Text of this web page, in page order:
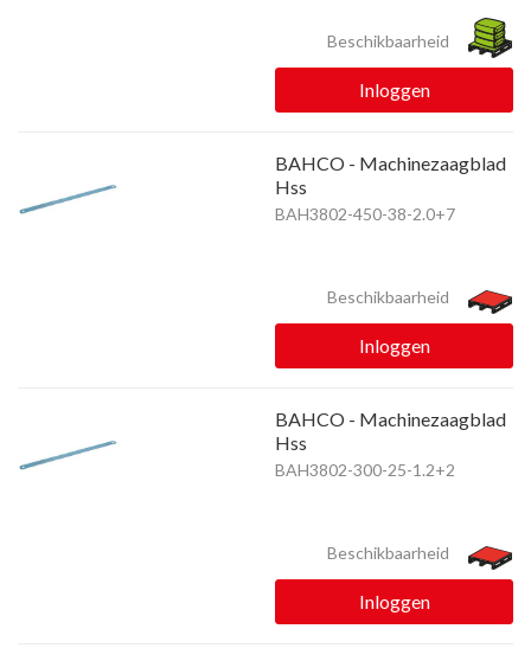
Beschikbaarheid
Inloggen
BAHCO - Machinezaagblad
Hss
BAH3802-450-38-2.0+7
Beschikbaarheid
Inloggen
BAHCO - Machinezaagblad
Hss
BAH3802-300-25-1.2+2
Beschikbaarheid
Inloggen